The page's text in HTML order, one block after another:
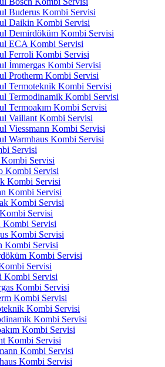
Buderus Kombi Servisi
Daikin Kombi Servisi
Demirdöküm Kombi Servisi
ECA Kombi Servisi
Ferroli Kombi Servisi
İmmergas Kombi Servisi
Protherm Kombi Servisi
Termoteknik Kombi Servisi
Termodinamik Kombi Servisi
Termoakım Kombi Servisi
Vaillant Kombi Servisi
Viessmann Kombi Servisi
Warmhaus Kombi Servisi
Servisi
Servisi
Kombi Servisi
Kombi Servisi
Kombi Servisi
Kombi Servisi
Servisi
Kombi Servisi
Kombi Servisi
Kombi Servisi
Kombi Servisi
Servisi
Kombi Servisi
Kombi Servisi
Kombi Servisi
Kombi Servisi
Kombi Servisi
Kombi Servisi
Kombi Servisi
Kombi Servisi
Kombi Servisi